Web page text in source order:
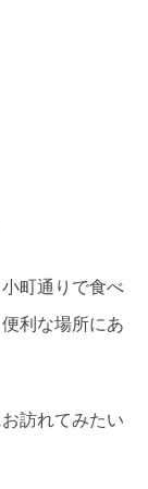
町通りで食べ
利な場所にあ
訪れてみたい